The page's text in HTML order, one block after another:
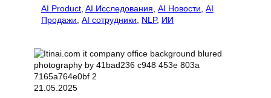
AI Product AI Исследования AI Новости AI
Продажи AI сотрудники NLP, ИИ
21.05.2025